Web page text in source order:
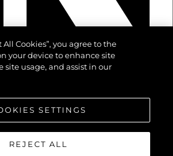
Cookies”, you agree to the
your device to enhance site
site usage, and assist in our
SETTINGS
REJECT ALL